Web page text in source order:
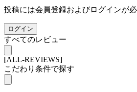
投稿には会員登録およびログインが
ログイン
すべてのレビュー
[ALL-REVIEWS]
こだわり条件で探す